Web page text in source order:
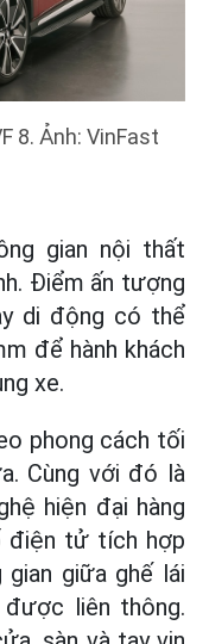
8. Ảnh: VinFast
gian nội thất
Điểm ấn tượng
di động có thể
để hành khách
xe.
phong cách tối
Cùng với đó là
hiện đại hàng
điện tử tích hợp
giữa ghế lái
được liên thông.